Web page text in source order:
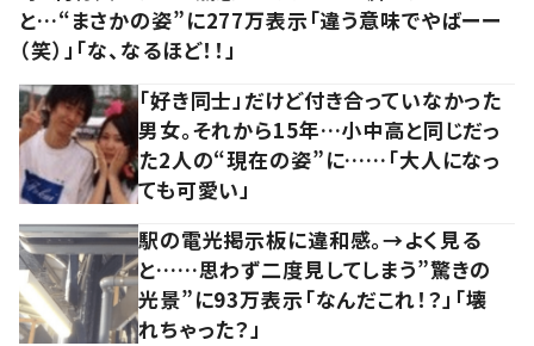
と…“まさかの姿”に277万表示「違う意味でやばーー
（笑）」「な、なるほど！！」
「好き同士」だけど付き合っていなかった
男女。それから15年…小中高と同じだっ
た2人の“現在の姿”に……「大人になっ
ても可愛い」
駅の電光掲示板に違和感。→よく見る
と……思わず二度見してしまう”驚きの
光景”に93万表示「なんだこれ！？」「壊
れちゃった？」